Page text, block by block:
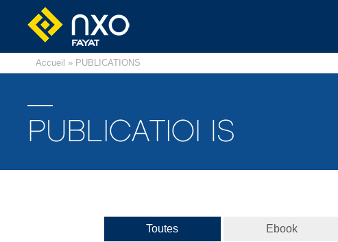
Accueil » PUBLICATIONS
PUBLICATIONS
Toutes Ebook